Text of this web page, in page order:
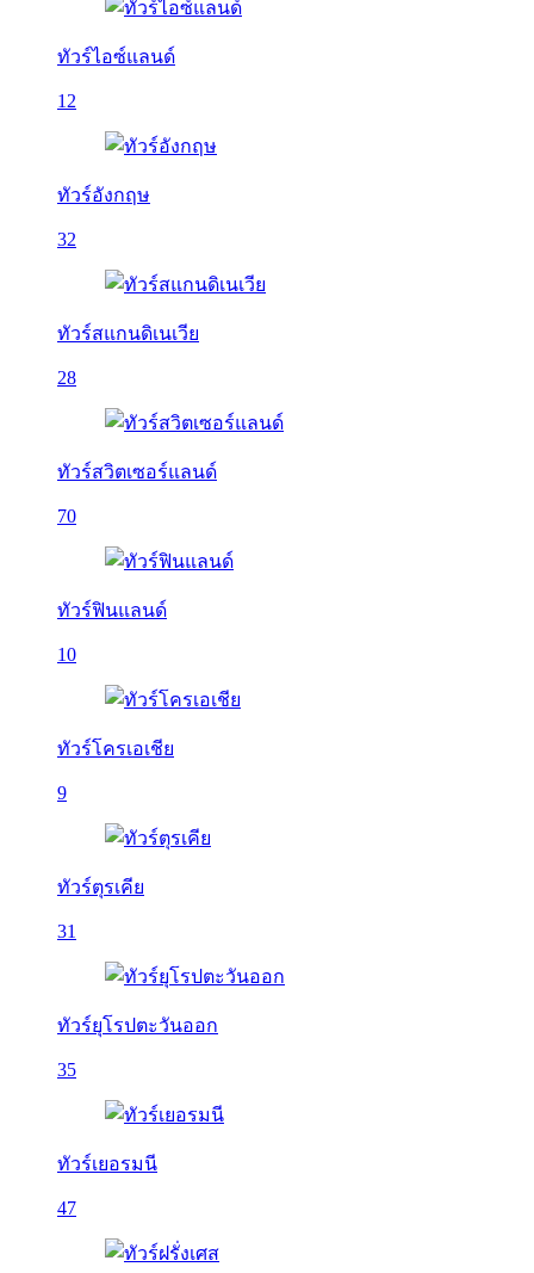
ทัวร์ไอซ์แลนด์
12
ทัวร์อังกฤษ
32
ทัวร์สแกนดิเนเวีย
28
ทัวร์สวิตเซอร์แลนด์
70
ทัวร์ฟินแลนด์
10
ทัวร์โครเอเชีย
9
ทัวร์ตุรเคีย
31
ทัวร์ยุโรปตะวันออก
35
ทัวร์เยอรมนี
47